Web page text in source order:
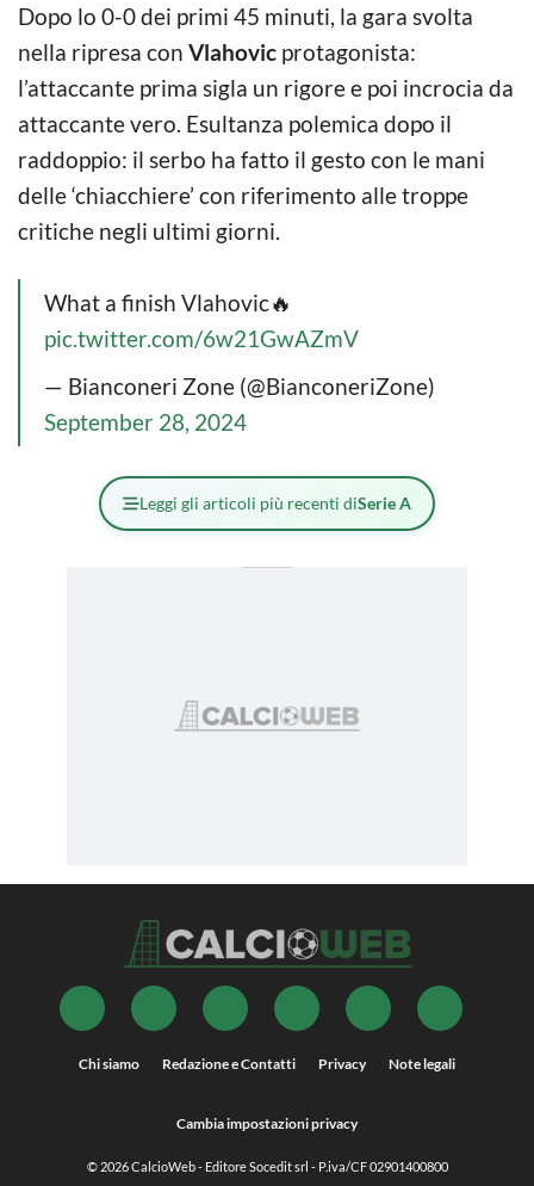
Dopo lo 0-0 dei primi 45 minuti, la gara svolta
nella ripresa con Vlahovic protagonista:
l’attaccante prima sigla un rigore e poi incrocia da
attaccante vero. Esultanza polemica dopo il
raddoppio: il serbo ha fatto il gesto con le mani
delle ‘chiacchiere’ con riferimento alle troppe
critiche negli ultimi giorni.
What a finish Vlahovic🔥
pic.twitter.com/6w21GwAZmV
— Bianconeri Zone (@BianconeriZone)
September 28, 2024
Leggi gli articoli più recenti diSerie A
Chi siamo Redazione e Contatti Privacy Note legali
Cambia impostazioni privacy
© 2026CalcioWeb- Editore Socedit srl - P.iva/CF 02901400800